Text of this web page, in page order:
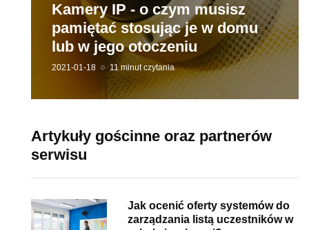
Kamery IP - o czym musisz
pamiętać stosując je w domu
lub w jego otoczeniu
2021-01-18 11 minut czytania
Artykuły gościnne oraz partnerów
serwisu
Jak ocenić oferty systemów do
zarządzania listą uczestników w